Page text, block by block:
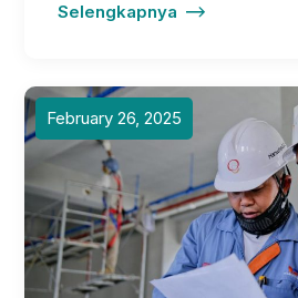
Selengkapnya
February 26, 2025